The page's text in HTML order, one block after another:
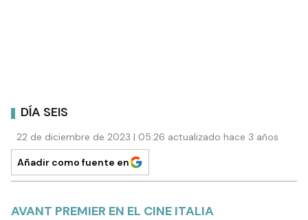
DÍA SEIS
22 de diciembre de 2023 | 05:26 actualizado hace 3 años
Añadir como fuente en
AVANT PREMIER EN EL CINE ITALIA